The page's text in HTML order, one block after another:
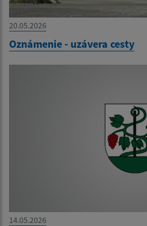
20.05.2026
Oznámenie - uzávera cesty
14.05.2026